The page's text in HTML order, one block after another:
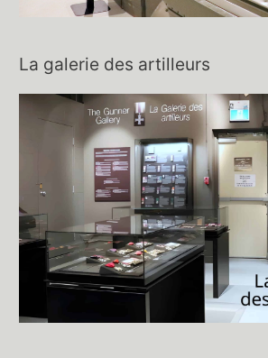
La galerie des artilleurs